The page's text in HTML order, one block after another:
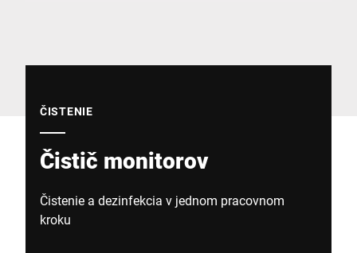
ČISTENIE
Čistič monitorov
Čistenie a dezinfekcia v jednom pracovnom
kroku